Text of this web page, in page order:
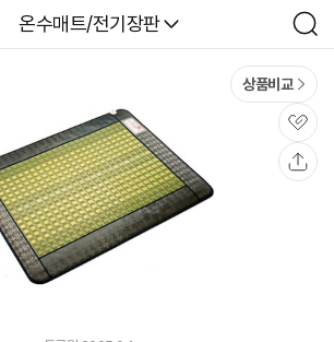
다나와
온수매트/전기장판
검
색
상품비교
관
심